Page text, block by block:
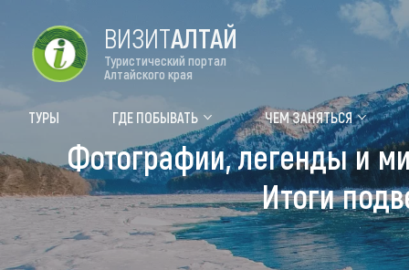
Форум VISIT ALTAI
Туры Где
ВИЗИТАЛТАЙ
Туристический портал
Алтайского края
ТУРЫ ГДЕ ПОБЫВАТЬ ЧЕМ ЗАНЯТЬСЯ
Фотографии, легенды и
Итоги